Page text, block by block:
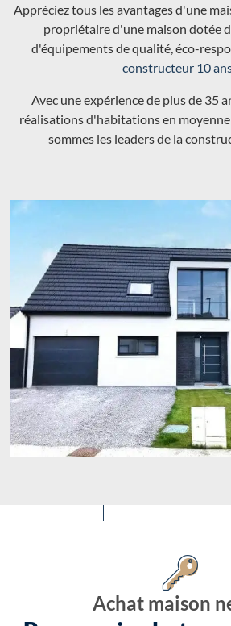
Appréciez tous les avantages d'une
propriétaire d'une maison dotée
d'équipements de qualité, éco-
constructeur 10
Avec une expérience de plus de 35
réalisations d'habitations en
sommes les leaders de la
Achat maison